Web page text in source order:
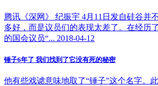
腾讯《深网》 纪振宇 4月11日发自硅谷并
多好，而是议员们的表现太差了。在经历
的国会议员“... 2018-04-12
锤子6年了 我们找到了它没有死的秘密
他有些戏谑意味地取了“锤子”这个名字。